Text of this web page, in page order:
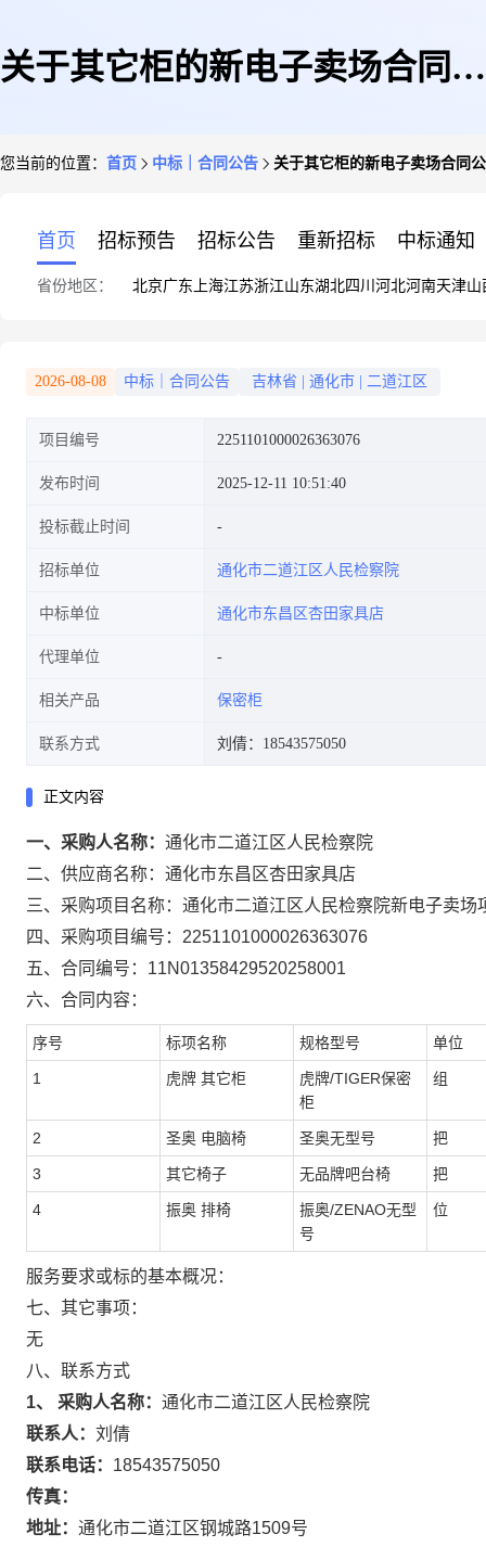
关于其它柜的新电子卖场合同公
您当前的位置： 首页 中标｜合同公告 关于其它柜的新电子卖场合同
首页 招标预告 招标公告 重新招标 中标通知
省份地区： 北京广东 上海江苏浙江山东湖北四川 河北河南天津山
2026-08-08 中标｜合同公告 吉林省 通化市 二道江区
项目编号 2251101000026363076
发布时间 2025-12-11 10:51:40
投标截止时间
招标单位 通化市二道江区人民检察院
中标单位 通化市东昌区杏田家具店
代理单位
相关产品 保密柜
联系方式 刘倩：18543575050
正文内容
一、采购人名称： 通化市二道江区人民检察院
二、供应商名称： 通化市东昌区杏田家具店
三、采购项目名称： 通化市二道江区人民检察院新电子卖场
四、采购项目编号： 2251101000026363076
五、合同编号： 11N01358429520258001
六、合同内容：
序号 标项名称 规格型号 单位
1 虎牌 其它柜
虎牌/TIGER保密
柜
组
2 圣奥 电脑椅 圣奥无型号 把
3 其它椅子 无品牌吧台椅 把
4 振奥 排椅
振奥/ZENAO无型
号
位
服务要求或标的基本概况：
七、其它事项：
无
八、联系方式
1、 采购人名称： 通化市二道江区人民检察院
联系人： 刘倩
联系电话： 18543575050
传真：
地址： 通化市二道江区钢城路1509号